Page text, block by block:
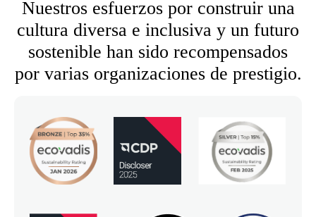
Nuestros esfuerzos por construir una
cultura diversa e inclusiva y un futuro
sostenible han sido recompensados
por varias organizaciones de prestigio.